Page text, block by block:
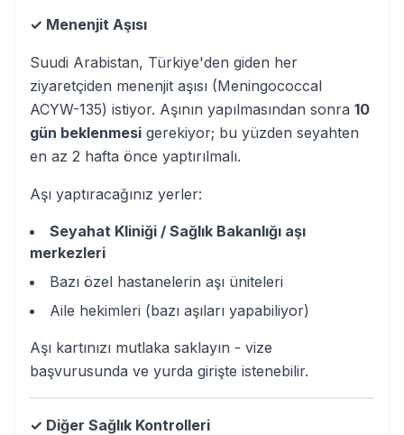
✓ Menenjit Aşısı
Suudi Arabistan, Türkiye'den giden her
ziyaretçiden menenjit aşısı (Meningococcal
ACYW-135) istiyor. Aşının yapılmasından sonra 10
gün beklenmesi gerekiyor; bu yüzden seyahten
en az 2 hafta önce yaptırılmalı.
Aşı yaptıracağınız yerler:
Seyahat Kliniği / Sağlık Bakanlığı aşı
merkezleri
Bazı özel hastanelerin aşı üniteleri
Aile hekimleri (bazı aşıları yapabiliyor)
Aşı kartınızı mutlaka saklayın - vize
başvurusunda ve yurda girişte istenebilir.
✓ Diğer Sağlık Kontrolleri